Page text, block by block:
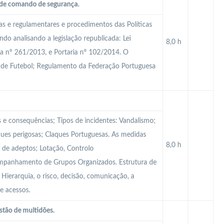
comando de segurança.
8,0 h
e regulamentares e procedimentos das Políticas
analisando a legislação republicada: Lei
nº 261/2013, e Portaria nº 102/2014. O
Futebol; Regulamento da Federação Portuguesa
8,0 h
consequências; Tipos de incidentes: Vandalismo;
perigosas; Claques Portuguesas. As medidas
adeptos; Lotação, Controlo
de Grupos Organizados. Estrutura de
o risco, decisão, comunicação, a
acessos.
de multidões.